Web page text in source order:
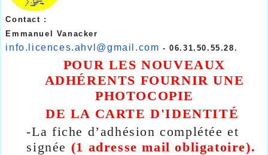
Contact :
Emmanuel Vanacker
info.licences.ahvl@gmail.com - 06.31.50.55.28.
POUR LES NOUVEAUX
ADHÉRENTS FOURNIR UNE
PHOTOCOPIE
DE LA CARTE D'IDENTITÉ
-La fiche d’adhésion complétée et
signée (1 adresse mail obligatoire).